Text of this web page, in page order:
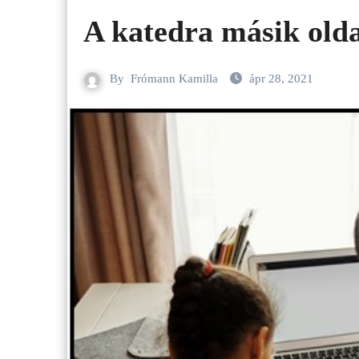
A katedra másik
By Frómann Kamilla ápr 28, 2021